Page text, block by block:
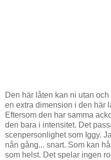
Den här låten kan ni utan
en extra dimension i den här
Eftersom den har samma
den bara i intensitet. Det
scenpersonlighet som Iggy.
nån gång... snart. Som kan
som helst. Det spelar ingen